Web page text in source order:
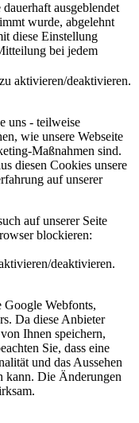
ausgeblendet
wurde, abgelehnt
diese Einstellung
bei jedem
aktivieren/deaktivieren.
uns - teilweise
wie unsere Webseite
Maßnahmen sind.
diesen Cookies unsere
auf unserer
auf unserer Seite
blockieren:
deaktivieren.
Google Webfonts,
Da diese Anbieter
Ihnen speichern,
Sie, dass eine
und das Aussehen
kann. Die Änderungen